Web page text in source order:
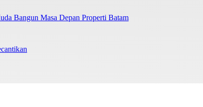
Bangun Masa Depan Properti Batam